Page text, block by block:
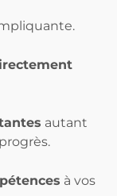
autant
à vos